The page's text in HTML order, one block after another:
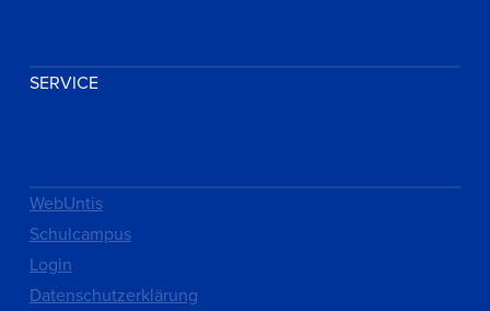
SERVICE
WebUntis
Schulcampus
Login
Datenschutzerklärung